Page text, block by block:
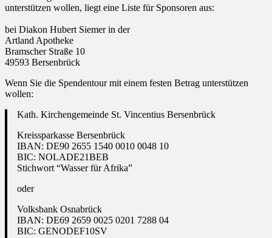
unterstützen wollen, liegt eine Liste für Sponsoren aus:
bei Diakon Hubert Siemer in der
Artland Apotheke
Bramscher Straße 10
49593 Bersenbrück
Wenn Sie die Spendentour mit einem festen Betrag unterstützen
wollen:
Kath. Kirchengemeinde St. Vincentius Bersenbrück
Kreissparkasse Bersenbrück
IBAN: DE90 2655 1540 0010 0048 10
BIC: NOLADE21BEB
Stichwort “Wasser für Afrika”
oder
Volksbank Osnabrück
IBAN: DE69 2659 0025 0201 7288 04
BIC: GENODEF10SV